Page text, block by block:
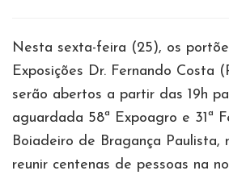
Nesta sexta-feira (25), os
Exposições Dr. Fernando Costa
serão abertos a partir das 19h
aguardada 58ª Expoagro e 31ª
Boiadeiro de Bragança Paulista,
reunir centenas de pessoas na